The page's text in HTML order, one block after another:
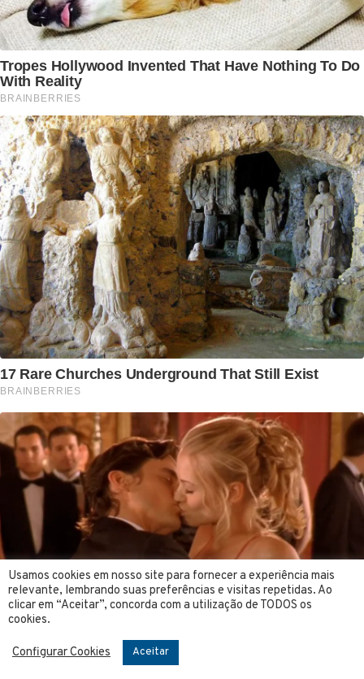
Usamos cookies em nosso site para fornecer a experiência mais
relevante, lembrando suas preferências e visitas repetidas. Ao
clicar em “Aceitar”, concorda com a utilização de TODOS os
cookies.
Configurar Cookies Aceitar